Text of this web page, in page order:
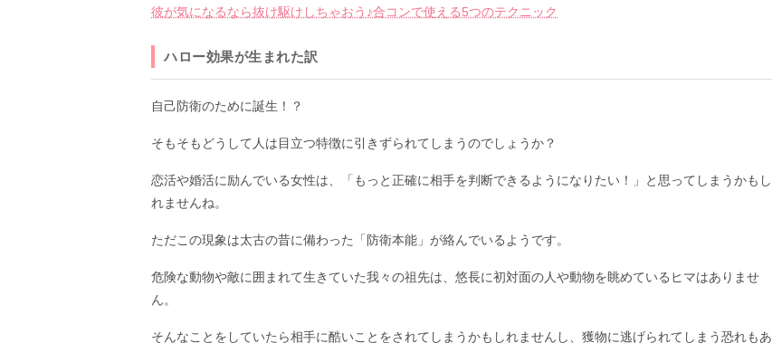
彼が気になるなら抜け駆けしちゃおう♪合コンで使える5つのテクニック
ハロー効果が生まれた訳
自己防衛のために誕生！？
そもそもどうして人は目立つ特徴に引きずられてしまうのでしょうか？
恋活や婚活に励んでいる女性は、「もっと正確に相手を判断できるようになりたい！」と思ってしまうかもし
れませんね。
ただこの現象は太古の昔に備わった「防衛本能」が絡んでいるようです。
危険な動物や敵に囲まれて生きていた我々の祖先は、悠長に初対面の人や動物を眺めているヒマはありませ
ん。
そんなことをしていたら相手に酷いことをされてしまうかもしれませんし、獲物に逃げられてしまう恐れもあ